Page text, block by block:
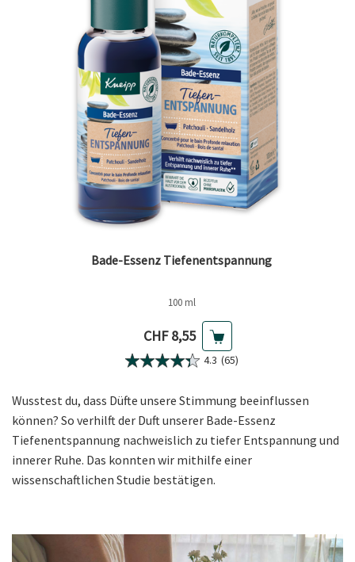
Bade-Essenz Tiefenentspannung
100 ml
Aktueller Preis
CHF 8,55
4.3 (65)
Wusstest du, dass Düfte unsere Stimmung beeinflussen
können? So verhilft der Duft unserer Bade-Essenz
Tiefenentspannung nachweislich zu tiefer Entspannung und
innerer Ruhe. Das konnten wir mithilfe einer
wissenschaftlichen Studie bestätigen.